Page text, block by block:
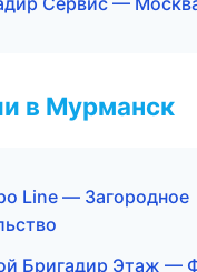
в Мурманск
Line — Загородное
Бригадир Этаж —